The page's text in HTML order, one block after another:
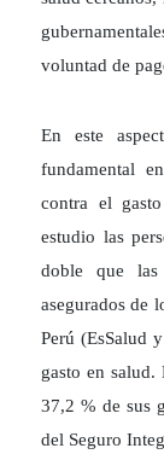
voluntad de
En este
fundamental
contra el
estudio las
doble que las
asegurados de
Perú (EsSalud
gasto en salud.
37,2 % de sus
del Seguro